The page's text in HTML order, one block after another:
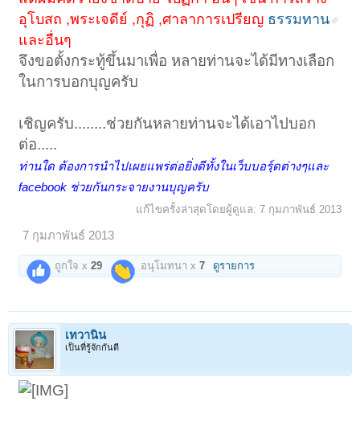
อุโบสถ ,พระเจดีย์ ,กุฏิ ,ศาลาการเปรียญ ธรรมทาน
และอื่นๆ
จึงขอตั้งกระทู้ขึ้นมาเพื่อ หลายท่านจะได้มีทางเลือก
ในการบอกบุญครับ
เชิญครับ........ช่วยกันหลายท่านจะได้เอาไปบอก
ต่อ.....
ท่านใด ต้องการนำไปเผยแพร่ต่อยิ่งดีทั้งในเว็บบอร์ฺดต่างๆและ
facebook ช่วยกันกระจายงานบุญครับ
แก้ไขครั้งล่าสุดโดยผู้ดูแล: 7 กุมภาพันธ์ 2013
7 กุมภาพันธ์ 2013
ถูกใจ x29 อนุโมทนา x7 ดูรายการ
เทวานิน
เป็นที่รู้จักกันดี